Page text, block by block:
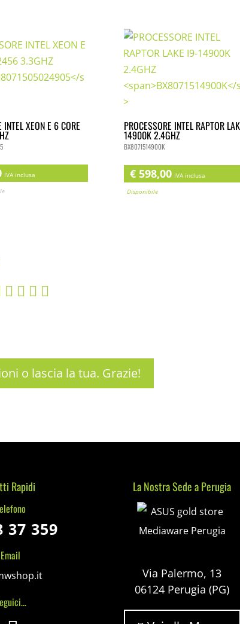
INTEL XEON E 6 CORE
IVA inclusa
PROCESSORE INTEL RAPTOR LAKE
I9-14900K 2.4GHZ
BX8071514900K
€598,00 IVA inclusa
Disponibile
   
o lascia la tua. Grazie!
Rapidi
37 359
La Nostra Sede a Perugia
Mediaware
Via Palermo, 13
06124 Perugia (PG)